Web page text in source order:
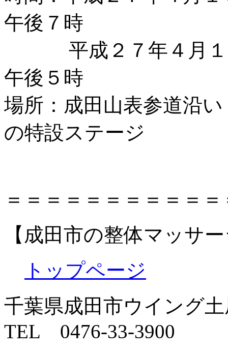
午後７時
平成２７年４月１
午後５時
場所：成田山表参道沿
の特設ステージ
＝＝＝＝＝＝＝＝＝＝
【成田市の整体マッサ
トップページ
千葉県成田市ウイング
TEL 0476-33-3900